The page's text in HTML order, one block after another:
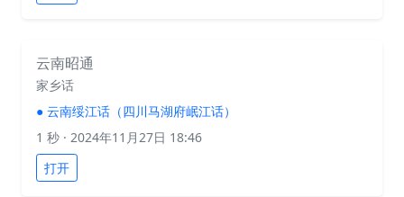
云南昭通
家乡话
● 云南绥江话（四川马湖府岷江话）
1 秒 · 2024年11月27日 18:46
打开